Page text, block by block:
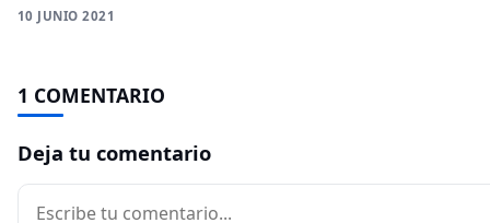
10 JUNIO 2021
1 COMENTARIO
Deja tu comentario
Comentario